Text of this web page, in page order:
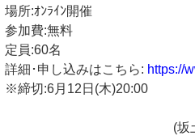
場所:ｵﾝﾗｲﾝ開催
参加費:無料
定員:60名
詳細･申し込みはこちら: https://
※締切:6月12日(木)20:00
(坂土直